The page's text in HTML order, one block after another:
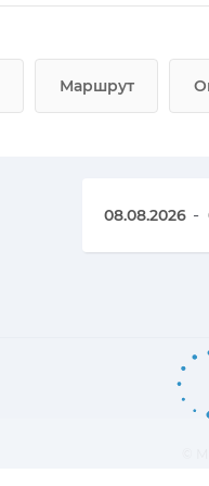
Маршрут
-